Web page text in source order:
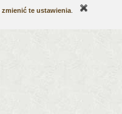
zmienić te ustawienia